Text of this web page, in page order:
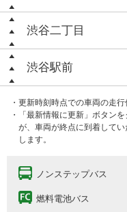
渋谷二丁目
渋谷駅前
・更新時刻時点での車両の走
・「最新情報に更新」ボタン
が、車両が終点に到着して
します。
ノンステップバス
燃料電池バス